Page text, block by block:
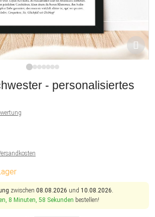
- personalisiertes
zwischen 08.08.2026 und 10.08.2026.
8 Minuten, 58 Sekunden bestellen!